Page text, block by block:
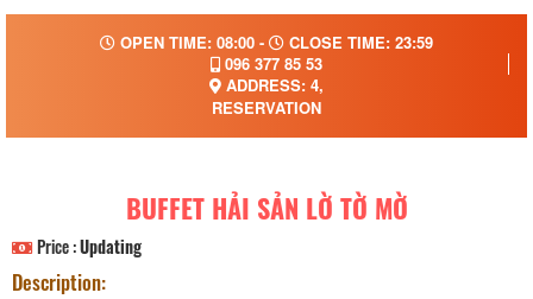
OPEN TIME: 08:00 -
CLOSE TIME: 23:59
096 377 85 53
ADDRESS: 4,
RESERVATION
BUFFET HẢI SẢN LỜ TỜ MỜ
Price :Updating
Description: